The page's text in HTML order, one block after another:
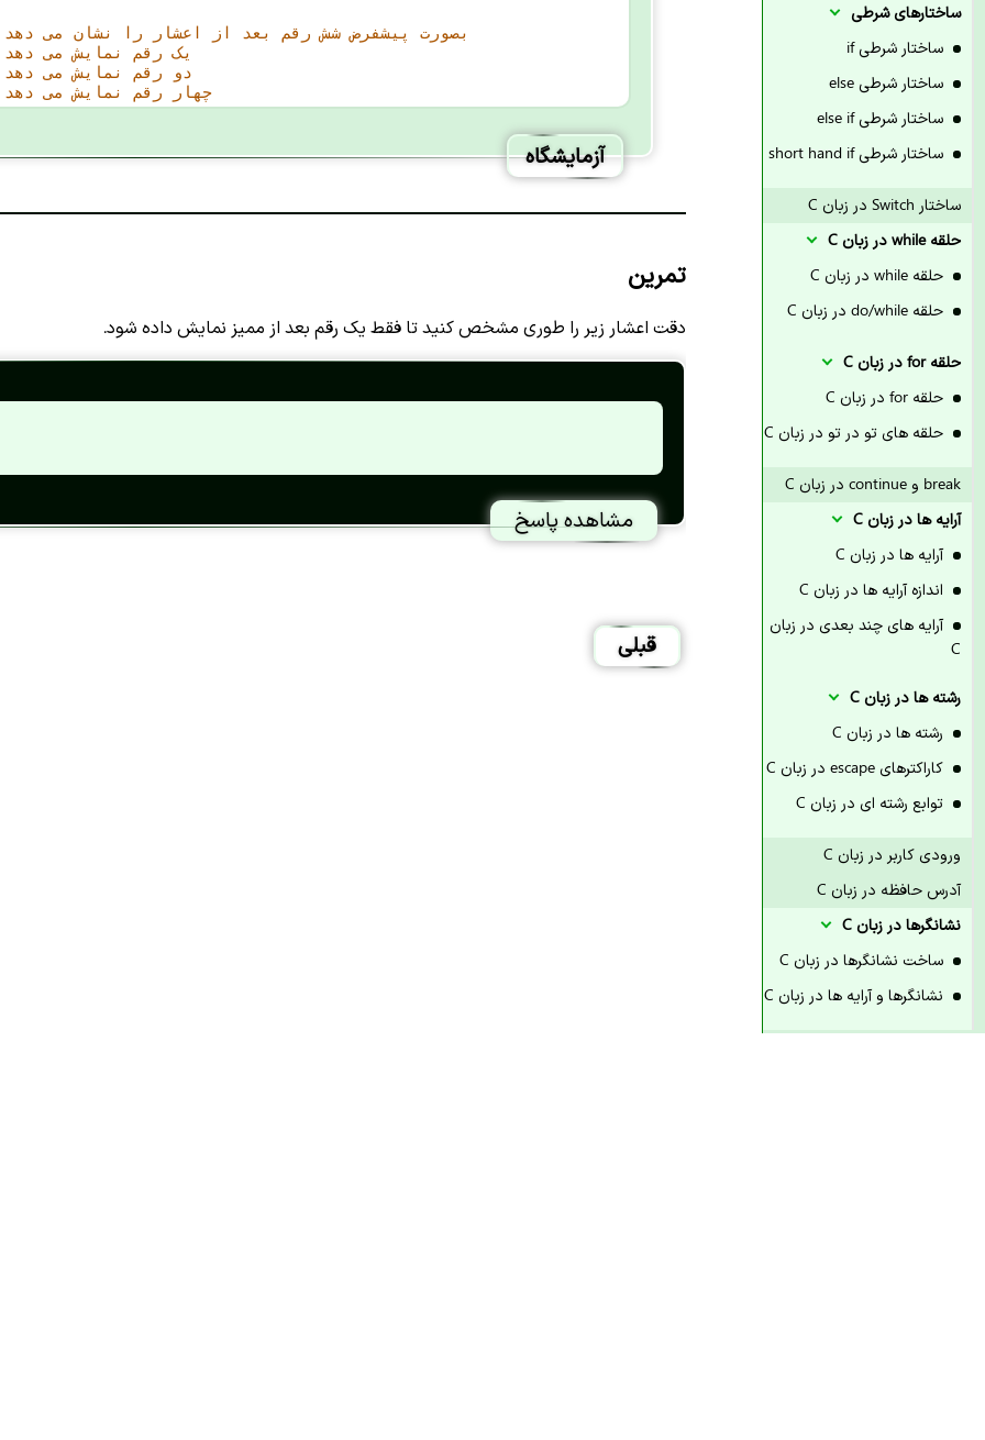
// بصورت پیشفرض شش رقم بعد از اعشار را نشان می دهد
// یک رقم نمایش می دهد
// دو رقم نمایش می دهد
// چهار رقم نمایش می دهد
آزمایشگاه
تمرین
دقت اعشار زیر را طوری مشخص کنید تا فقط یک رقم بعد از ممیز نمایش داده شود.
مشاهده پاسخ
قبلی
ساختارهای شرطی
ساختار شرطی if
ساختار شرطی else
ساختار شرطی else if
ساختار شرطی short hand if
ساختار Switch در زبان C
حلقه while در زبان C
حلقه while در زبان C
حلقه do/while در زبان C
حلقه for در زبان C
حلقه for در زبان C
حلقه های تو در تو در زبان C
break و continue در زبان C
آرایه ها در زبان C
آرایه ها در زبان C
اندازه آرایه ها در زبان C
آرایه های چند بعدی در زبان
C
رشته ها در زبان C
رشته ها در زبان C
کاراکترهای escape در زبان C
توابع رشته ای در زبان C
ورودی کاربر در زبان C
آدرس حافظه در زبان C
نشانگرها در زبان C
ساخت نشانگرها در زبان C
نشانگرها و آرایه ها در زبان C